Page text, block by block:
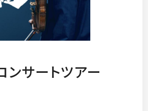
サートツアー